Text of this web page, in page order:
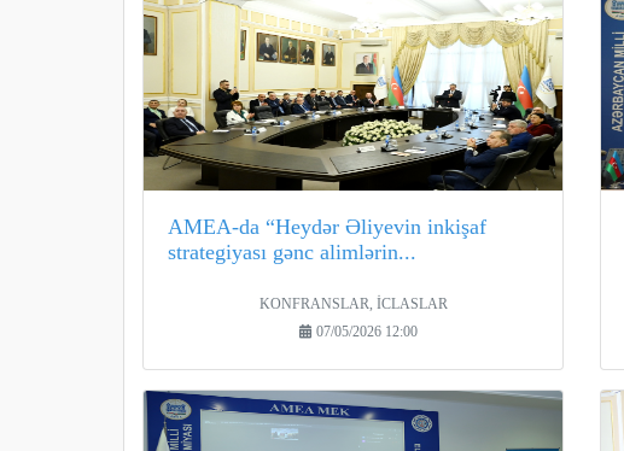
AMEA-da “Heydər Əliyevin inkişaf
strategiyası gənc alimlərin...
KONFRANSLAR, İCLASLAR
07/05/2026 12:00